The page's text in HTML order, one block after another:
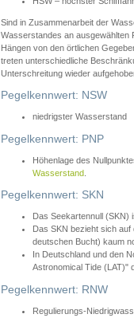
Sind in Zusammenarbeit der
Wasserstandes an ausgewählten
Hängen von den örtlichen
treten unterschiedliche
Unterschreitung wieder
Pegelkennwert: NSW
niedrigster Wasserstand
Pegelkennwert: PNP
Höhenlage des
Wasserstand
Pegelkennwert: SKN
Das Seekartennull (SKN)
Das SKN bezieht sich
deutschen Bucht) kaum
In Deutschland und den
Astronomical Tide (LAT)"
Pegelkennwert: RNW
Regulierungs-